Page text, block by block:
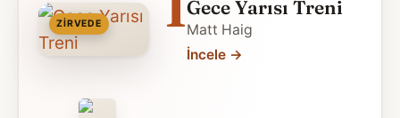
ZIRVEDE
Gece Yarısı Treni
Matt Haig
İncele →